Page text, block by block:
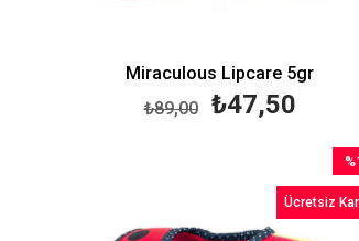
Miraculous Lipcare 5gr
₺47,50
₺89,00
Ücretsiz